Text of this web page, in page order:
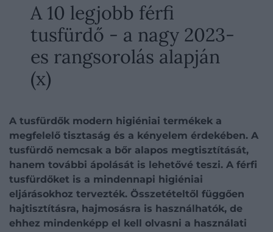
A 10 legjobb férfi
tusfürdő - a nagy 2023-
es rangsorolás alapján
(x)
A tusfürdők modern higiéniai termékek a
megfelelő tisztaság és a kényelem érdekében. A
tusfürdő nemcsak a bőr alapos megtisztítását,
hanem további ápolását is lehetővé teszi. A férfi
tusfürdőket is a mindennapi higiéniai
eljárásokhoz tervezték. Összetételtől függően
hajtisztításra, hajmosásra is használhatók, de
ehhez mindenképp el kell olvasni a használati